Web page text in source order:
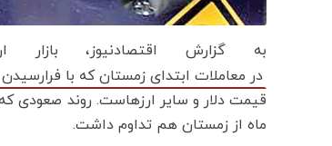
به گزارش اقتصادنیوز،
در معاملات ابتدای زمستان که با
قیمت دلار و سایر ارزهاست. روند صعودی
ماه از زمستان هم تداوم داشت.